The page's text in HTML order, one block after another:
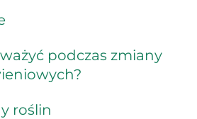
podczas zmiany
roślin